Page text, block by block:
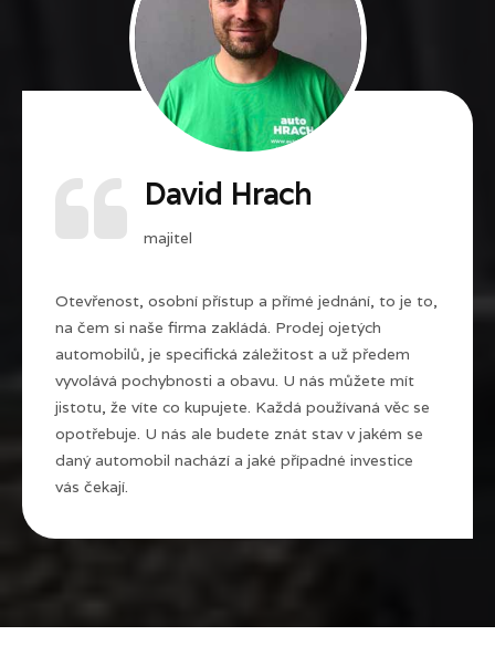
David Hrach
majitel
Otevřenost, osobní přístup a přímé jednání, to je to,
na čem si naše firma zakládá. Prodej ojetých
automobilů, je specifická záležitost a už předem
vyvolává pochybnosti a obavu. U nás můžete mít
jistotu, že víte co kupujete. Každá používaná věc se
opotřebuje. U nás ale budete znát stav v jakém se
daný automobil nachází a jaké případné investice
vás čekají.